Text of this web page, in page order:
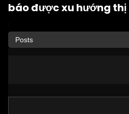
báo được xu hướng